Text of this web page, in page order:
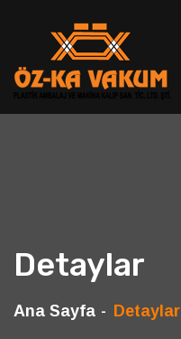
Detaylar
Ana Sayfa Detaylar